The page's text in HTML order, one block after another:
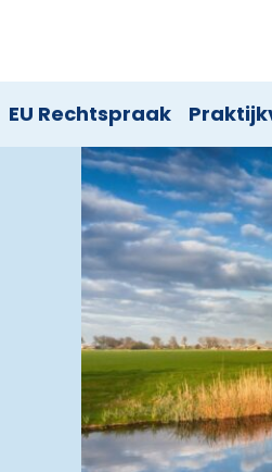
EU Rechtspraak